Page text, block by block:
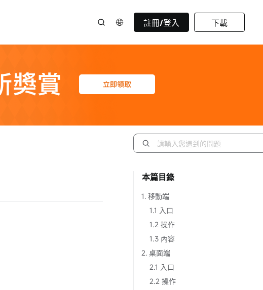
註冊/登入 下載
本篇目錄
1. 移動端
1.1 入口
1.2 操作
1.3 內容
2. 桌面端
2.1 入口
2.2 操作